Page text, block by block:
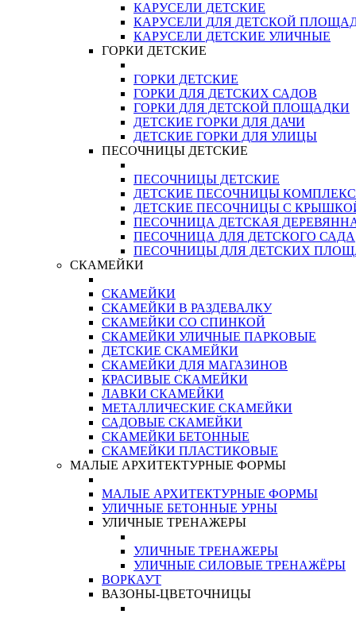
КАРУСЕЛИ ДЕТСКИЕ
КАРУСЕЛИ ДЛЯ ДЕТСКОЙ
КАРУСЕЛИ ДЕТСКИЕ УЛИЧНЫЕ
ГОРКИ ДЕТСКИЕ
ГОРКИ ДЕТСКИЕ
ГОРКИ ДЛЯ ДЕТСКИХ САДОВ
ГОРКИ ДЛЯ ДЕТСКОЙ ПЛОЩАДКИ
ДЕТСКИЕ ГОРКИ ДЛЯ ДАЧИ
ДЕТСКИЕ ГОРКИ ДЛЯ УЛИЦЫ
ПЕСОЧНИЦЫ ДЕТСКИЕ
ПЕСОЧНИЦЫ ДЕТСКИЕ
ДЕТСКИЕ ПЕСОЧНИЦЫ
ДЕТСКИЕ ПЕСОЧНИЦЫ С
ПЕСОЧНИЦА ДЕТСКАЯ
ПЕСОЧНИЦА ДЛЯ ДЕТСКОГО САДА
ПЕСОЧНИЦЫ ДЛЯ ДЕТСКИХ
СКАМЕЙКИ
СКАМЕЙКИ
СКАМЕЙКИ В РАЗДЕВАЛКУ
СКАМЕЙКИ СО СПИНКОЙ
СКАМЕЙКИ УЛИЧНЫЕ ПАРКОВЫЕ
ДЕТСКИЕ СКАМЕЙКИ
СКАМЕЙКИ ДЛЯ МАГАЗИНОВ
КРАСИВЫЕ СКАМЕЙКИ
ЛАВКИ СКАМЕЙКИ
МЕТАЛЛИЧЕСКИЕ СКАМЕЙКИ
САДОВЫЕ СКАМЕЙКИ
СКАМЕЙКИ БЕТОННЫЕ
СКАМЕЙКИ ПЛАСТИКОВЫЕ
МАЛЫЕ АРХИТЕКТУРНЫЕ ФОРМЫ
МАЛЫЕ АРХИТЕКТУРНЫЕ ФОРМЫ
УЛИЧНЫЕ БЕТОННЫЕ УРНЫ
УЛИЧНЫЕ ТРЕНАЖЕРЫ
УЛИЧНЫЕ ТРЕНАЖЕРЫ
УЛИЧНЫЕ СИЛОВЫЕ ТРЕНАЖЁРЫ
ВОРКАУТ
ВАЗОНЫ-ЦВЕТОЧНИЦЫ